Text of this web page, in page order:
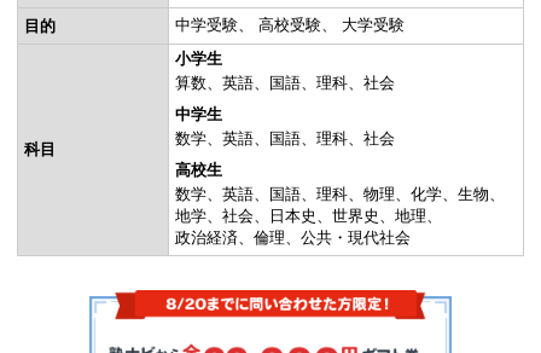
目的 中学受験 高校受験 大学受験
科目
小学生
算数
英語 国語 理科
社会
中学生
数学
英語 国語 理科
社会
高校生
数学
英語 国語 理科 物理 化学
生物
地学
社会 日本史 世界史
地理
政治経済
倫理 公共・現代社会